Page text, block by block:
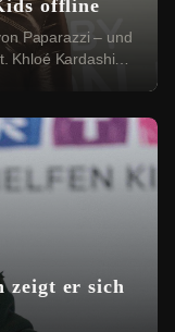
offline
Paparazzi – und
Khloé Kardashian
zeigt er sich